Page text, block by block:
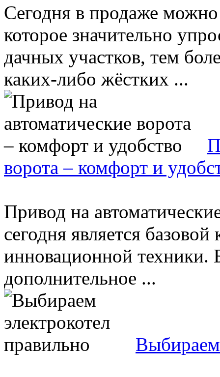
Сегодня в продаже
которое значительно
дачных участков, тем
каких-либо жёстких ...
ворота – комфорт и
Привод на
сегодня является
инновационной техники.
дополнительное ...
Выбираем